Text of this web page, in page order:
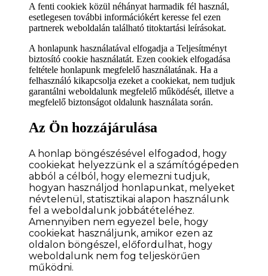
A fenti cookiek közül néhányat harmadik fél használ,
esetlegesen további információkért keresse fel ezen
partnerek weboldalán található titoktartási leírásokat.
A honlapunk használatával elfogadja a Teljesítményt
biztosító cookie használatát. Ezen cookiek elfogadása
feltétele honlapunk megfelelő használatának. Ha a
felhasználó kikapcsolja ezeket a cookiekat, nem tudjuk
garantálni weboldalunk megfelelő működését, illetve a
megfelelő biztonságot oldalunk használata során.
Az Ön hozzájárulása
A honlap böngészésével elfogadod, hogy
cookiekat helyezzünk el a számítógépeden
abból a célból, hogy elemezni tudjuk,
hogyan használjod honlapunkat, melyeket
névtelenül, statisztikai alapon használunk
fel a weboldalunk jobbátételéhez.
Amennyiben nem egyezel bele, hogy
cookiekat használjunk, amikor ezen az
oldalon böngészel, előfordulhat, hogy
weboldalunk nem fog teljeskörűen
működni.